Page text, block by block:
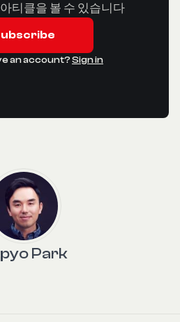
티클을 볼 수 있습니다
an account?Sign in
Park